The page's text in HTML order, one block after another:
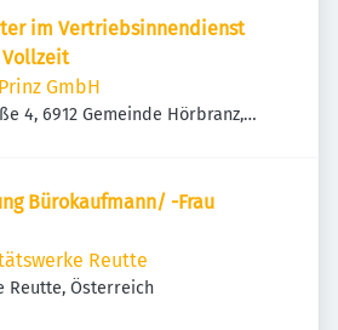
im Vertriebsinnendienst
GmbH
4, 6912 Gemeinde Hörbranz,
Bürokaufmann/ -Frau
Reutte
Reutte, Österreich